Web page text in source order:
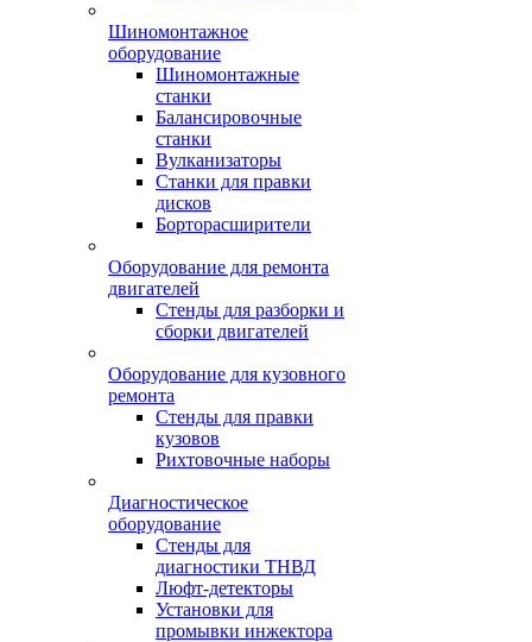
Шиномонтажное
оборудование
Шиномонтажные
станки
Балансировочные
станки
Вулканизаторы
Станки для правки
дисков
Борторасширители
Оборудование для ремонта
двигателей
Стенды для разборки и
сборки двигателей
Оборудование для кузовного
ремонта
Стенды для правки
кузовов
Рихтовочные наборы
Диагностическое
оборудование
Стенды для
диагностики ТНВД
Люфт-детекторы
Установки для
промывки инжектора